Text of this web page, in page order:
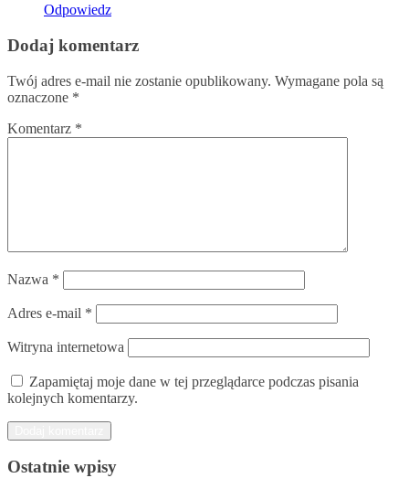
Odpowiedz
Dodaj komentarz
Twój adres e-mail nie zostanie opublikowany. Wymagane pola są
oznaczone *
Komentarz *
Nazwa *
Adres e-mail *
Witryna internetowa
Zapamiętaj moje dane w tej przeglądarce podczas pisania
kolejnych komentarzy.
Ostatnie wpisy